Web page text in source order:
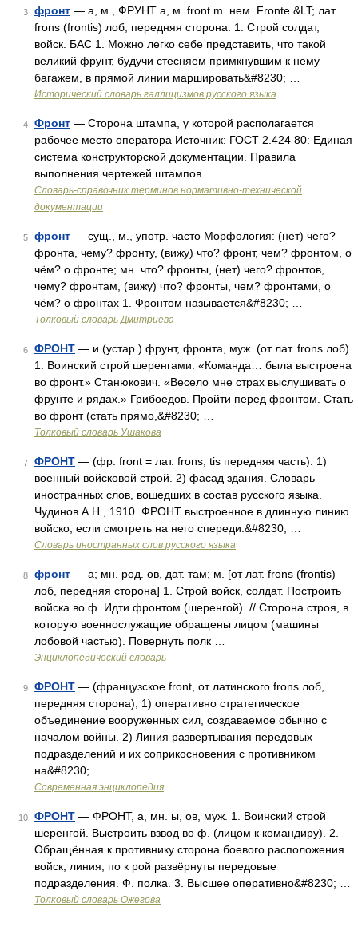
3 фронт — а, м., ФРУНТ а, м. front m. нем. Fronte &LT; лат.
frons (frontis) лоб, передняя сторона. 1. Строй солдат,
войск. БАС 1. Можно легко себе представить, что такой
великий фрунт, будучи стесняем примкнувшим к нему
багажем, в прямой линии маршировать&#8230; …
Исторический словарь галлицизмов русского языка
4 Фронт — Сторона штампа, у которой располагается
рабочее место оператора Источник: ГОСТ 2.424 80: Единая
система конструкторской документации. Правила
выполнения чертежей штампов …
Словарь-справочник терминов нормативно-технической
документации
5 фронт — сущ., м., употр. часто Морфология: (нет) чего?
фронта, чему? фронту, (вижу) что? фронт, чем? фронтом, о
чём? о фронте; мн. что? фронты, (нет) чего? фронтов,
чему? фронтам, (вижу) что? фронты, чем? фронтами, о
чём? о фронтах 1. Фронтом называется&#8230; …
Толковый словарь Дмитриева
6 ФРОНТ — и (устар.) фрунт, фронта, муж. (от лат. frons лоб).
1. Воинский строй шеренгами. «Команда… была выстроена
во фронт.» Станюкович. «Весело мне страх выслушивать о
фрунте и рядах.» Грибоедов. Пройти перед фронтом. Стать
во фронт (стать прямо,&#8230; …
Толковый словарь Ушакова
7 ФРОНТ — (фр. front = лат. frons, tis передняя часть). 1)
военный войсковой строй. 2) фасад здания. Словарь
иностранных слов, вошедших в состав русского языка.
Чудинов А.Н., 1910. ФРОНТ выстроенное в длинную линию
войско, если смотреть на него спереди.&#8230; …
Словарь иностранных слов русского языка
8 фронт — а; мн. род. ов, дат. там; м. [от лат. frons (frontis)
лоб, передняя сторона] 1. Строй войск, солдат. Построить
войска во ф. Идти фронтом (шеренгой). // Сторона строя, в
которую военнослужащие обращены лицом (машины
лобовой частью). Повернуть полк …
Энциклопедический словарь
9 ФРОНТ — (французское front, от латинского frons лоб,
передняя сторона), 1) оперативно стратегическое
объединение вооруженных сил, создаваемое обычно с
началом войны. 2) Линия развертывания передовых
подразделений и их соприкосновения с противником
на&#8230; …
Современная энциклопедия
10 ФРОНТ — ФРОНТ, а, мн. ы, ов, муж. 1. Воинский строй
шеренгой. Выстроить взвод во ф. (лицом к командиру). 2.
Обращённая к противнику сторона боевого расположения
войск, линия, по к рой развёрнуты передовые
подразделения. Ф. полка. 3. Высшее оперативно&#8230; …
Толковый словарь Ожегова